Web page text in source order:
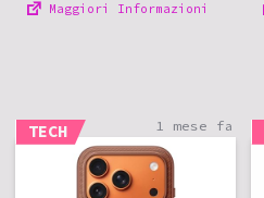
Maggiori Informazioni
TECH 1 mese fa